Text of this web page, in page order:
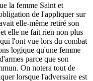
la femme Saint et
de l'appliquer sur
elle-même retiré son
elle ne fait rien non plus
qui l'ont vue lors du combat
logique qu'une femme
parce que son
On notera tout de
lorsque l'adversaire est